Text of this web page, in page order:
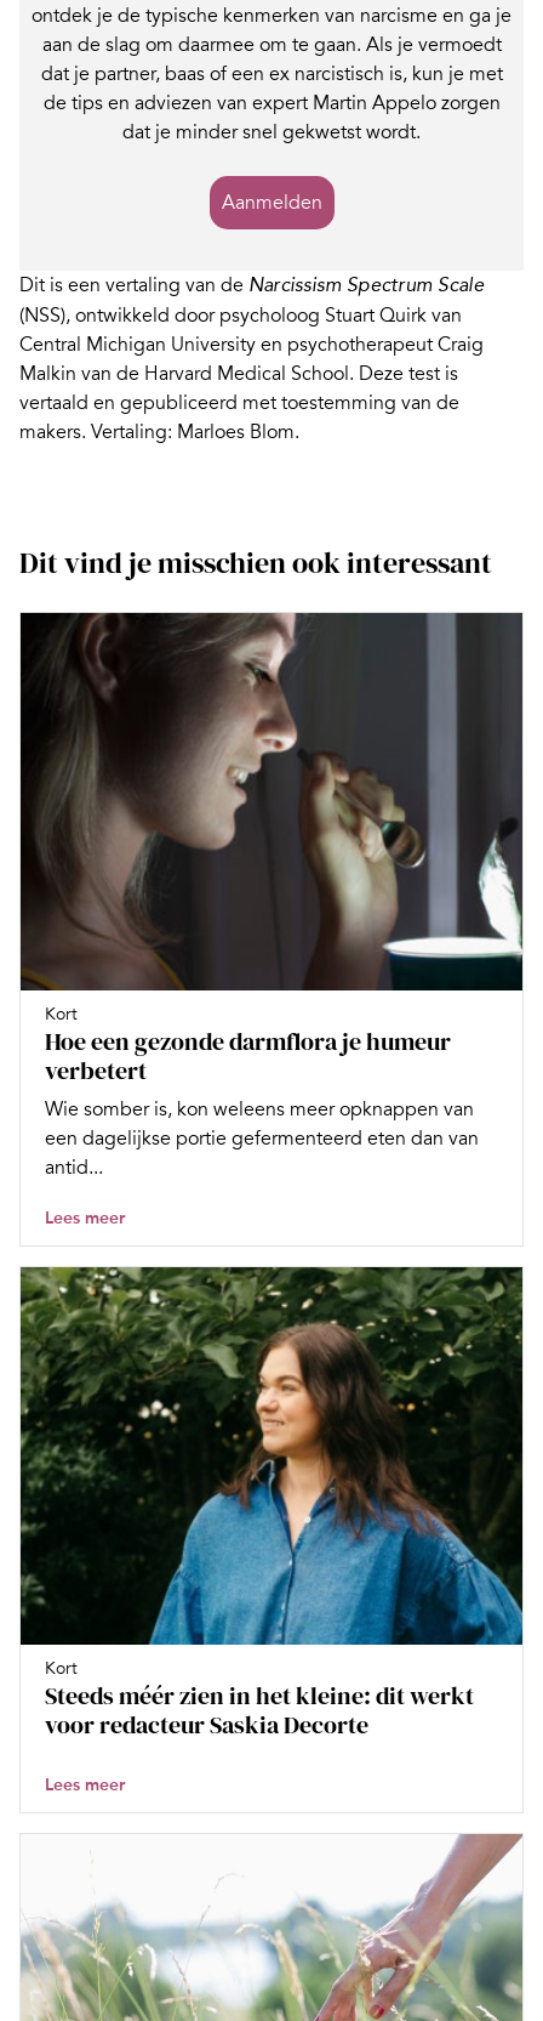
ontdek je de typische kenmerken van narcisme en ga je
aan de slag om daarmee om te gaan. Als je vermoedt
dat je partner, baas of een ex narcistisch is, kun je met
de tips en adviezen van expert Martin Appelo zorgen
dat je minder snel gekwetst wordt.
Aanmelden
Dit is een vertaling van de Narcissism Spectrum Scale
(NSS), ontwikkeld door psycholoog Stuart Quirk van
Central Michigan University en psychotherapeut Craig
Malkin van de Harvard Medical School. Deze test is
vertaald en gepubliceerd met toestemming van de
makers. Vertaling: Marloes Blom.
Dit vind je misschien ook interessant
Kort
Hoe een gezonde darmflora je humeur
verbetert
Wie somber is, kon weleens meer opknappen van
een dagelijkse portie gefermenteerd eten dan van
antid...
Lees meer
Kort
Steeds méér zien in het kleine: dit werkt
voor redacteur Saskia Decorte
Lees meer